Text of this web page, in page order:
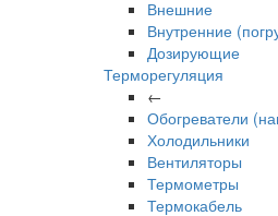
Внешние
Внутренние
Дозирующие
Терморегуляция
←
Обогреватели
Холодильники
Вентиляторы
Термометры
Термокабель